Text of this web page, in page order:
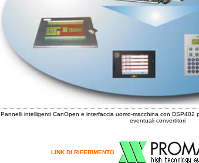
Pannelli intelligenti CanOpen e interfaccia uomo-macchina con DSP402
eventuali convertitori
LINK DI RIFERIMENTO